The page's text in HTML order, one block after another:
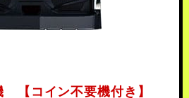
【コイン不要機付き】